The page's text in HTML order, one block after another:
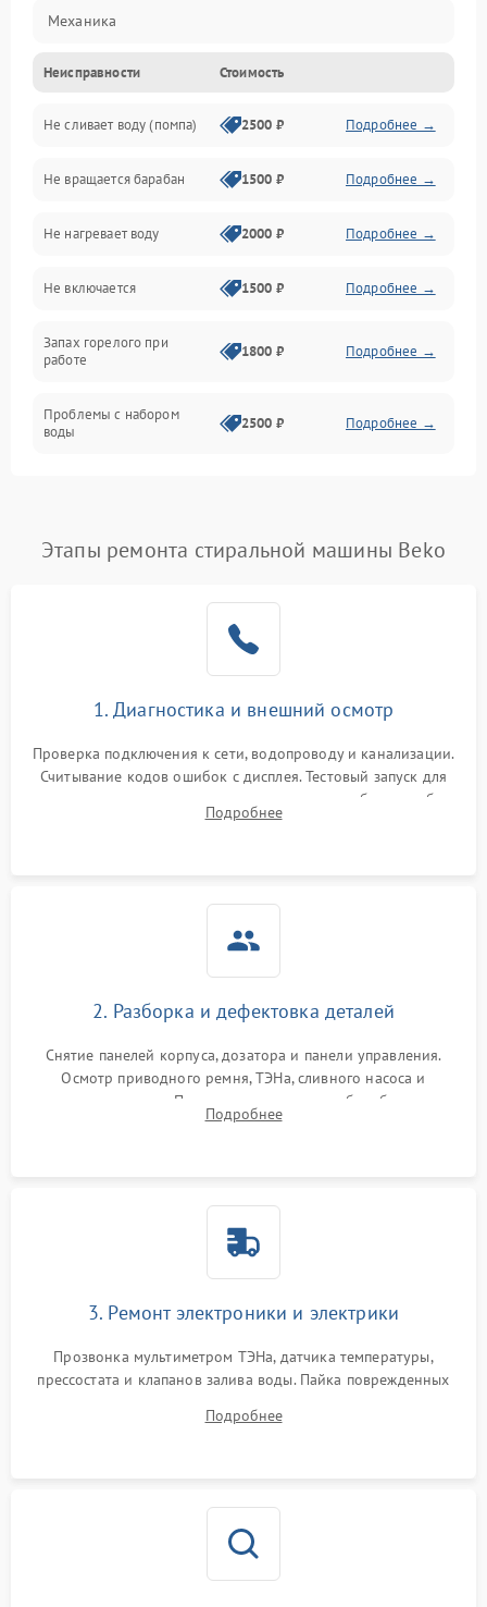
Механика
Электропитание
Водоснабжение
Слив
Программное обеспечение
Неисправности Стоимость
Не сливает воду (помпа) 2500 ₽ Подробнее →
Не вращается барабан 1500 ₽ Подробнее →
Не нагревает воду 2000 ₽ Подробнее →
Не включается 1500 ₽ Подробнее →
Запах горелого при
работе
1800 ₽ Подробнее →
Проблемы с набором
воды
2500 ₽ Подробнее →
Замена платы управления Подробнее →
Этапы ремонта стиральной машины Beko
1. Диагностика и внешний осмотр
Проверка подключения к сети, водопроводу и канализации.
Считывание кодов ошибок с дисплея. Тестовый запуск для
выявления посторонних шумов, протечек или сбоев в работе
электронного модуля управления.
Подробнее
2. Разборка и дефектовка деталей
Снятие панелей корпуса, дозатора и панели управления.
Осмотр приводного ремня, ТЭНа, сливного насоса и
амортизаторов. Проверка подшипников барабана и
крестовины на износ, а манжеты люка на разрывы.
Подробнее
3. Ремонт электроники и электрики
Прозвонка мультиметром ТЭНа, датчика температуры,
прессостата и клапанов залива воды. Пайка поврежденных
Восстановление целостности проводки и контактов.
Подробнее